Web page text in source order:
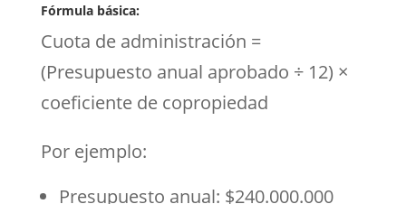
Fórmula básica:
Cuota de administración =
(Presupuesto anual aprobado ÷ 12) ×
coeficiente de copropiedad
Por ejemplo:
Presupuesto anual: $240.000.000